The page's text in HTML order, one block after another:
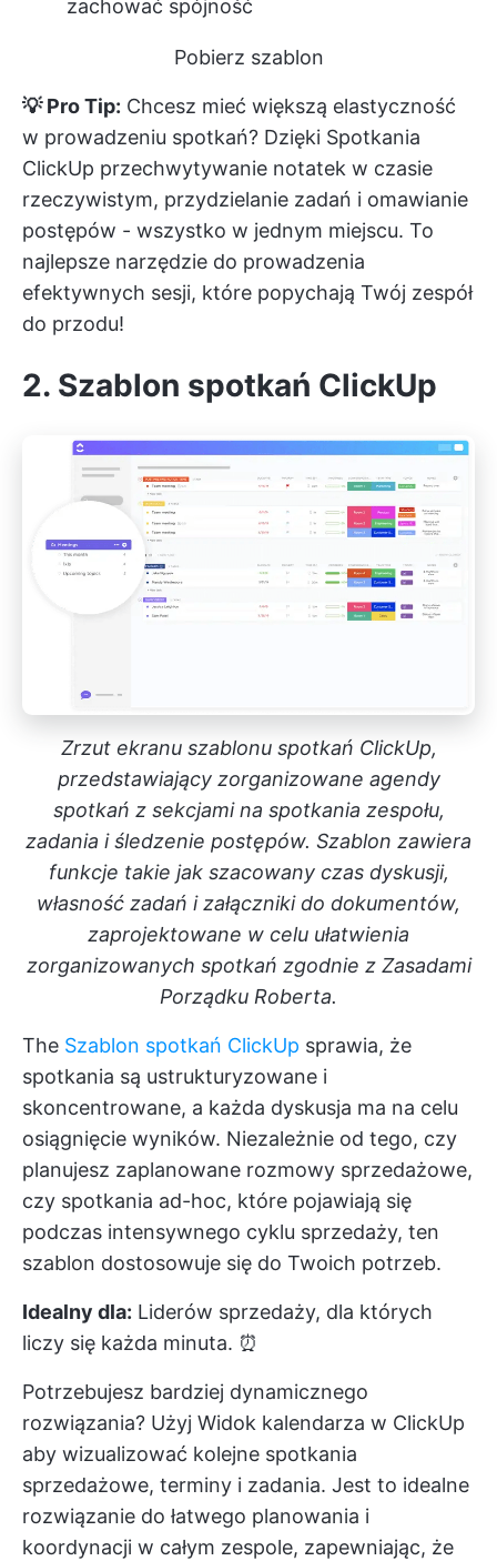
zachować spójność
Pobierz szablon
💡 Pro Tip: Chcesz mieć większą elastyczność
w prowadzeniu spotkań? Dzięki Spotkania
ClickUp przechwytywanie notatek w czasie
rzeczywistym, przydzielanie zadań i omawianie
postępów - wszystko w jednym miejscu. To
najlepsze narzędzie do prowadzenia
efektywnych sesji, które popychają Twój zespół
do przodu!
2. Szablon spotkań ClickUp
Zrzut ekranu szablonu spotkań ClickUp,
przedstawiający zorganizowane agendy
spotkań z sekcjami na spotkania zespołu,
zadania i śledzenie postępów. Szablon zawiera
funkcje takie jak szacowany czas dyskusji,
własność zadań i załączniki do dokumentów,
zaprojektowane w celu ułatwienia
zorganizowanych spotkań zgodnie z Zasadami
Porządku Roberta.
The Szablon spotkań ClickUp sprawia, że
spotkania są ustrukturyzowane i
skoncentrowane, a każda dyskusja ma na celu
osiągnięcie wyników. Niezależnie od tego, czy
planujesz zaplanowane rozmowy sprzedażowe,
czy spotkania ad-hoc, które pojawiają się
podczas intensywnego cyklu sprzedaży, ten
szablon dostosowuje się do Twoich potrzeb.
Idealny dla: Liderów sprzedaży, dla których
liczy się każda minuta. ⏰
Potrzebujesz bardziej dynamicznego
rozwiązania? Użyj Widok kalendarza w ClickUp
aby wizualizować kolejne spotkania
sprzedażowe, terminy i zadania. Jest to idealne
rozwiązanie do łatwego planowania i
koordynacji w całym zespole, zapewniając, że